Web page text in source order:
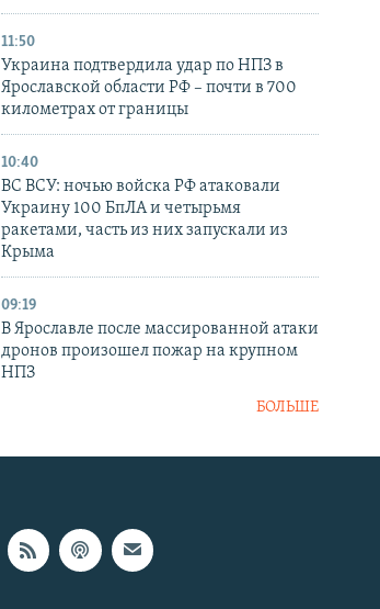
11:50
Украина подтвердила удар по НПЗ в
Ярославской области РФ – почти в 700
километрах от границы
10:40
ВС ВСУ: ночью войска РФ атаковали
Украину 100 БпЛА и четырьмя
ракетами, часть из них запускали из
Крыма
09:19
В Ярославле после массированной атаки
дронов произошел пожар на крупном
НПЗ
БОЛЬШЕ